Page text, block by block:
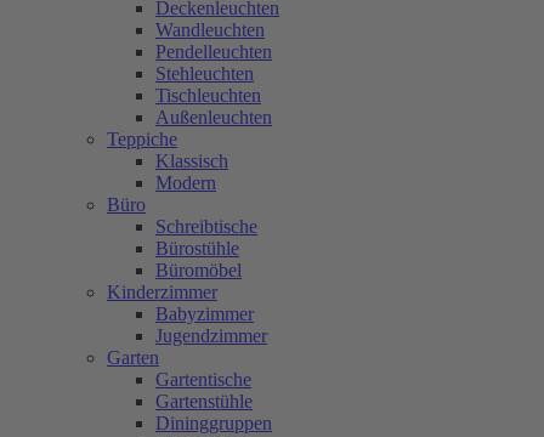
Deckenleuchten
Wandleuchten
Pendelleuchten
Stehleuchten
Tischleuchten
Außenleuchten
Teppiche
Klassisch
Modern
Büro
Schreibtische
Bürostühle
Büromöbel
Kinderzimmer
Babyzimmer
Jugendzimmer
Garten
Gartentische
Gartenstühle
Dininggruppen